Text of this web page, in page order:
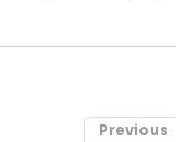
Previous